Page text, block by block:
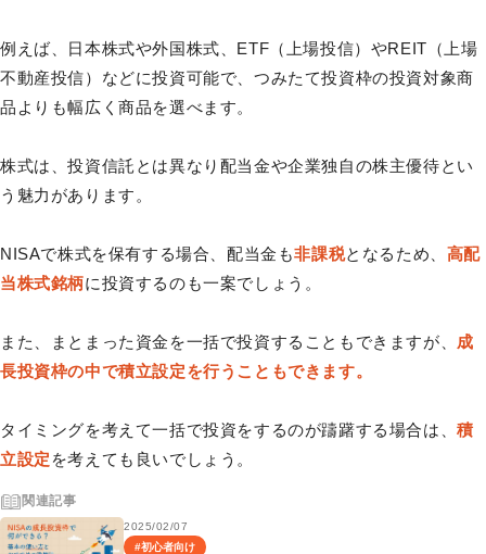
例えば、日本株式や外国株式、ETF（上場投信）やREIT（上場
不動産投信）などに投資可能で、つみたて投資枠の投資対象商
品よりも幅広く商品を選べます。
株式は、投資信託とは異なり配当金や企業独自の株主優待とい
う魅力があります。
NISAで株式を保有する場合、配当金も非課税となるため、 高配
当株式銘柄に投資するのも一案でしょう。
また、まとまった資金を一括で投資することもできますが、 成
長投資枠の中で積立設定を行うこともできます。
タイミングを考えて一括で投資をするのが躊躇する場合は、積
立設定 を考えても良いでしょう。
関連記事
2025/02/07
#初心者向け